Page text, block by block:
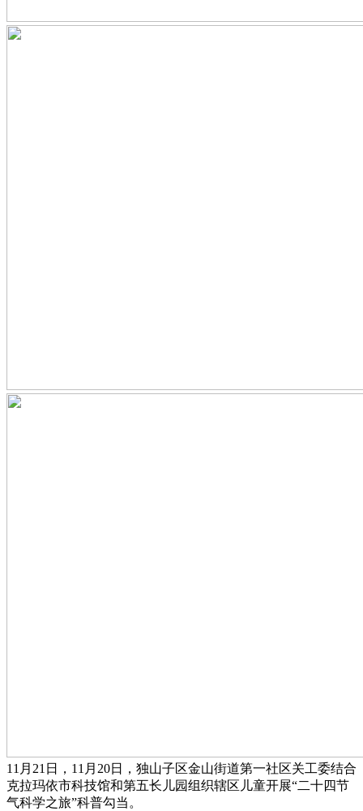
11月21日，11月20日，独山子区金山街道第一社区关工委结合
克拉玛依市科技馆和第五长儿园组织辖区儿童开展“二十四节
气科学之旅”科普勾当。